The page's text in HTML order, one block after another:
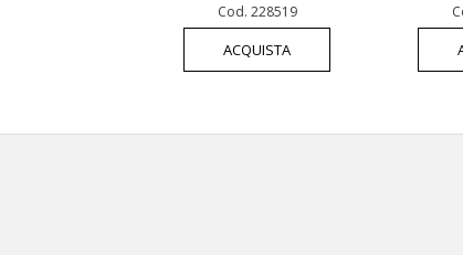
Cod. 228519
ACQUISTA